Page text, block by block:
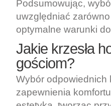
Podsumowując,
uwzględniać
optymalne warunki
Jakie krzesła
gościom?
Wybór odpowiednich
zapewnienia